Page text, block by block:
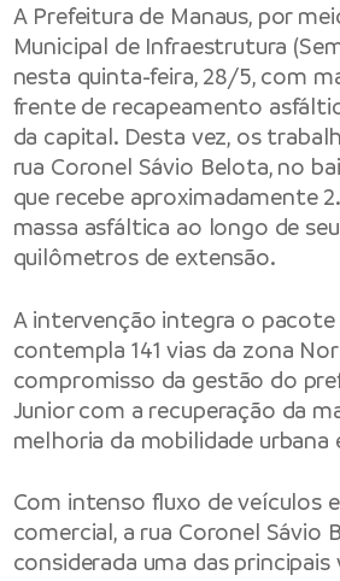
A Prefeitura de Manaus, por
Municipal de Infraestrutura
nesta quinta-feira, 28/5, com
frente de recapeamento
da capital. Desta vez, os
rua Coronel Sávio Belota, no
que recebe aproximadamente
massa asfáltica ao longo de
quilômetros de extensão.
A intervenção integra o pacote
contempla 141 vias da zona
compromisso da gestão do
Junior com a recuperação da
melhoria da mobilidade urbana
Com intenso fluxo de veículos
comercial, a rua Coronel Sávio
considerada uma das